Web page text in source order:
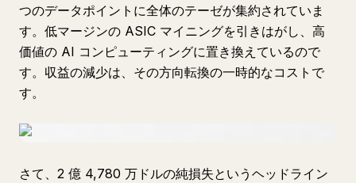
つのデータポイントに全体のテーゼが集約されていま
す。低マージンの ASIC マイニングを引きはがし、高
価値の AI コンピューティングに置き換えているので
す。収益の減少は、その方向転換の一時的なコストで
す。
さて、2 億 4,780 万ドルの純損失というヘッドライン